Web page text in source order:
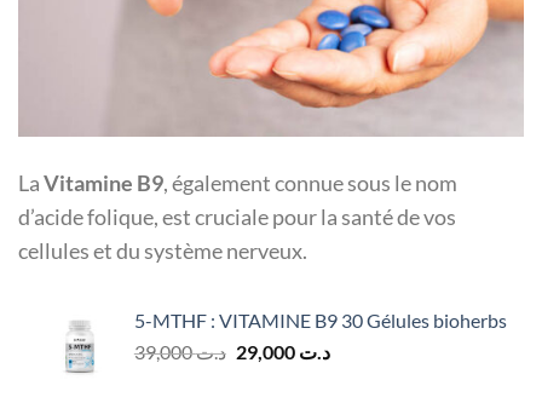
LaVitamine B9, également connue sous le nom
d’acide folique, est cruciale pour la santé de vos
cellules et du système nerveux.
5-MTHF : VITAMINE B9 30 Gélules bioherbs
د.ت39,000
Le
د.ت 29,000
Le